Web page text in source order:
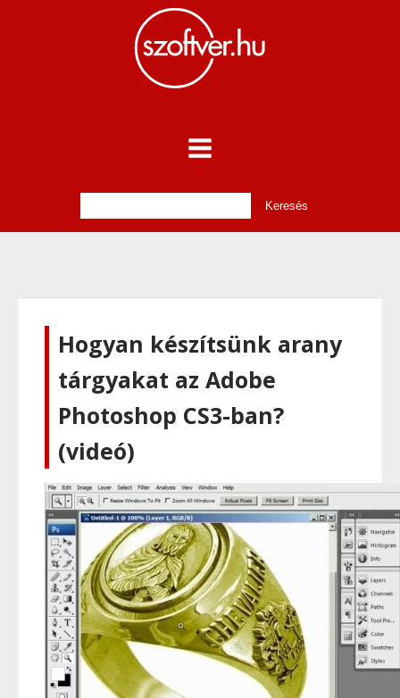
Hogyan készítsünk arany
tárgyakat az Adobe
Photoshop CS3-ban?
(videó)